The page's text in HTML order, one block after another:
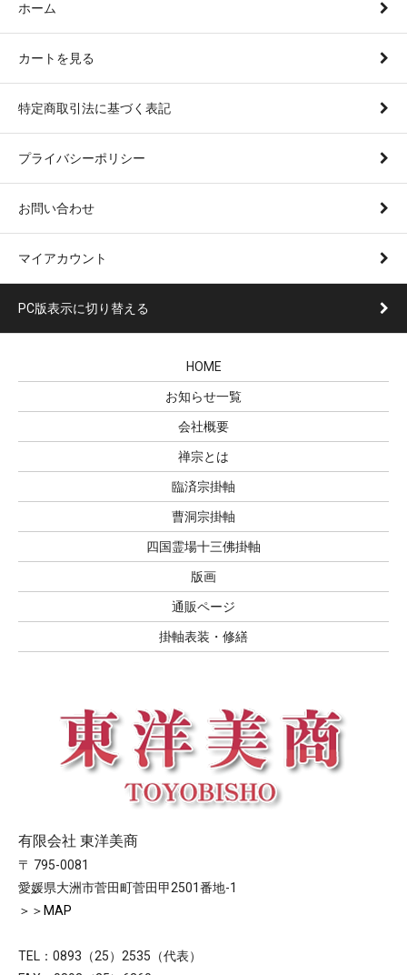
ホーム
カートを見る
特定商取引法に基づく表記
プライバシーポリシー
お問い合わせ
マイアカウント
PC版表示に切り替える
HOME
お知らせ一覧
会社概要
禅宗とは
臨済宗掛軸
曹洞宗掛軸
四国霊場十三佛掛軸
版画
通販ページ
掛軸表装・修繕
有限会社 東洋美商
〒 795-0081
愛媛県大洲市菅田町菅田甲2501番地-1
＞＞MAP
TEL：0893（25）2535（代表）